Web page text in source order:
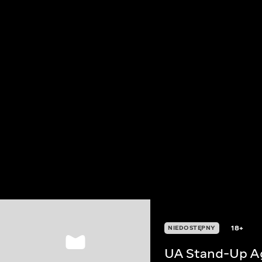
NIEDOSTĘPNY 18+
UA Stand-Up